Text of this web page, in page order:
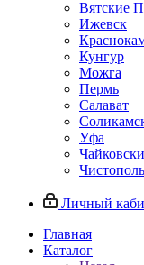
Вятские
Ижевск
Кунгур
Можга
Пермь
Салават
Уфа
Чистополь
Личный
Главная
Каталог